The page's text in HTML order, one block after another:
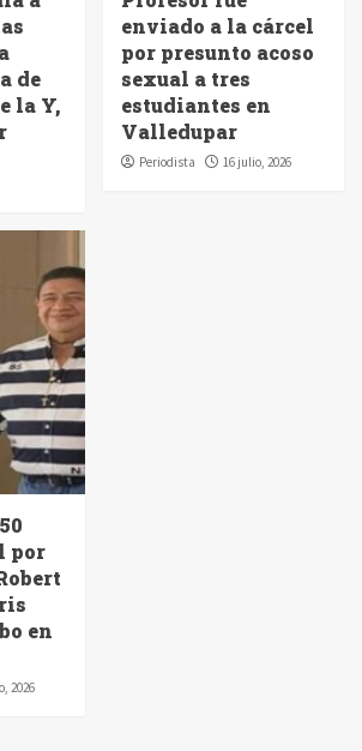
de
la Y,
enviado a la cárcel
por presunto acoso
sexual a tres
estudiantes en
Valledupar
Periodista 16 julio, 2026
por
en
2026